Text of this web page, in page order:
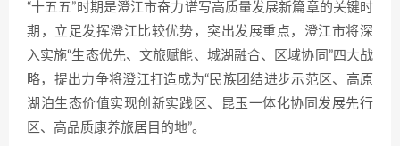
“十五五”时期是澄江市奋力谱写高质量发展新篇章的关键时
期，立足发挥澄江比较优势，突出发展重点，澄江市将深
入实施“生态优先、文旅赋能、城湖融合、区域协同”四大战
略，提出力争将澄江打造成为“民族团结进步示范区、高原
湖泊生态价值实现创新实践区、昆玉一体化协同发展先行
区、高品质康养旅居目的地”。